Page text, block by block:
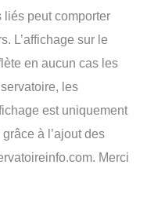
peut comporter
L’affichage sur le
en aucun cas les
les
est uniquement
à l’ajout des
Merci